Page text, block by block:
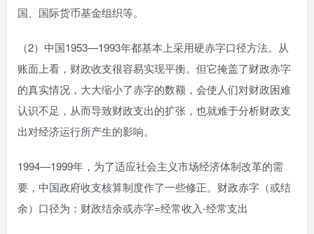
国、国际货币基金组织等。
（2）中国1953—1993年都基本上采用硬赤字口径方法。从
账面上看，财政收支很容易实现平衡。但它掩盖了财政赤字
的真实情况，大大缩小了赤字的数额，会使人们对财政困难
认识不足，从而导致财政支出的扩张，也就难于分析财政支
出对经济运行所产生的影响。
1994—1999年，为了适应社会主义市场经济体制改革的需
要，中国政府收支核算制度作了一些修正。财政赤字（或结
余）口径为：财政结余或赤字=经常收入-经常支出